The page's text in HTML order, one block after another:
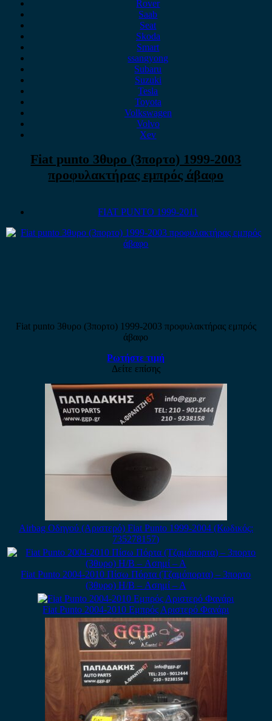
Rover
Saab
Seat
Skoda
Smart
ssangyong
Subaru
Suzuki
Tesla
Toyota
Volkswagen
Volvo
Xev
Fiat punto 3θυρο (3πορτο) 1999-2003
προφυλακτήρας εμπρός άβαφο
FIAT PUNTO 1999-2011
Fiat punto 3θυρο (3πορτο) 1999-2003 προφυλακτήρας εμπρός
άβαφο
Ρωτήστε τιμή
Δείτε επίσης
Airbag Οδηγού (Αριστερό) Fiat Punto 1999-2004 (Κωδικός:
735278157)
Fiat Punto 2004-2010 Πίσω Πόρτα (Τζαμόπορτα) – 3πορτο
(3θυρο) H/B – Ασημί – Α
Fiat Punto 2004-2010 Εμπρός Αριστερό Φανάρι